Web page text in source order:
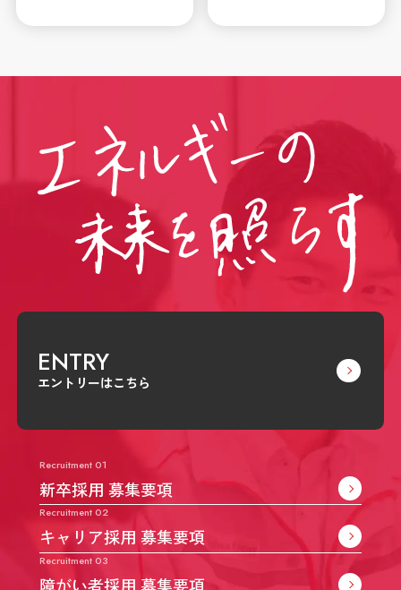
ENTRY
エントリーはこちら
Recruitment 01
新卒採用 募集要項
Recruitment 02
キャリア採用 募集要項
Recruitment 03
障がい者採用 募集要項